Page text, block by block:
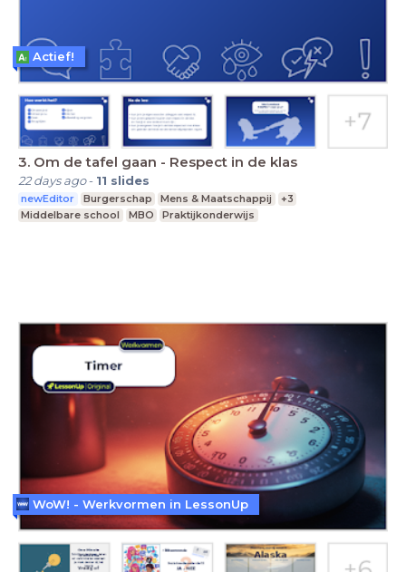
3. Om de tafel gaan - Respect in de klas
22 days ago- 11 slides
newEditor Burgerschap Mens & Maatschappij
+3
Middelbare school
MBO Praktijkonderwijs
Actief!
WoW! - Werkvormen in LessonUp